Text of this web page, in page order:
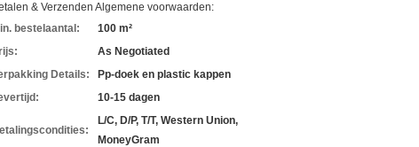
& Verzenden Algemene voorwaarden:
bestelaantal:
100 m²
As Negotiated
Details:
Pp-doek en plastic kappen
10-15 dagen
L/C, D/P, T/T, Western Union,
MoneyGram